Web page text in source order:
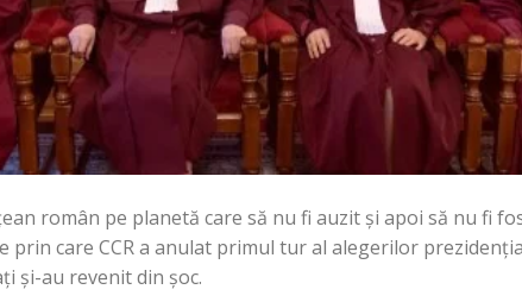
român pe planetă care să nu fi auzit și apoi să nu fi
prin care CCR a anulat primul tur al alegerilor
și-au revenit din șoc.